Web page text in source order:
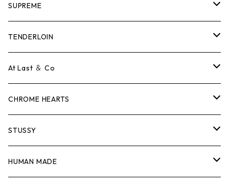
SUPREME
Tシャツ
ロンTEE
スウェット/ニット
シャツ
ジャケット
TENDERLOIN
Tシャツ
ロンTEE
スウェット/ニット
シャツ
At Last ＆ Co
Tシャツ
ロンTEE
スウェット/ニット
CHROME HEARTS
Tシャツ
ロンTEE
STUSSY
Tシャツ
HUMAN MADE